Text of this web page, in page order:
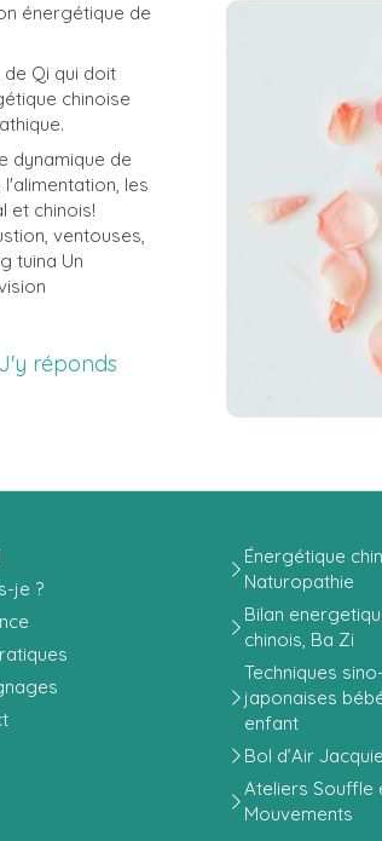
énergétique de
de Qi qui doit
chinoise
dynamique de
les
et chinois!
ventouses,
tuina Un
réponds
je ?
Énergétique
Naturopathie
Bilan
chinois, Ba Zi
Techniques sino-
japonaises
enfant
Bol d’Air
Ateliers Souffle
Mouvements